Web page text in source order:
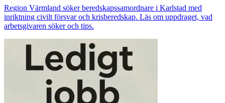
Region Värmland söker beredskapssamordnare i Karlstad med
inriktning civilt försvar och krisberedskap. Läs om uppdraget, vad
arbetsgivaren söker och tips.